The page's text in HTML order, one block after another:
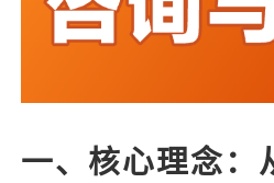
一、核心理念：